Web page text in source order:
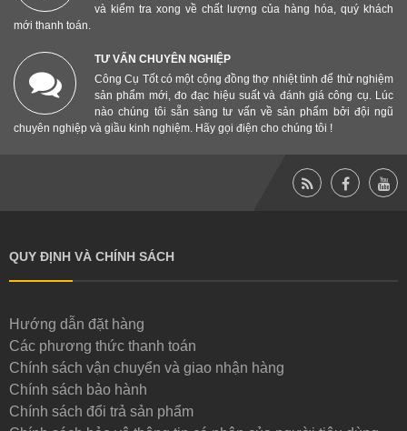
và kiểm tra xong về chất lượng của hàng hóa, quý khách
mới thanh toán.
TƯ VẤN CHUYÊN NGHIỆP
Công Cụ Tốt có một cộng đồng thợ nhiệt tình để thử nghiệm
sản phẩm mới, đo đạc hiệu suất và đánh giá công cụ. Lúc
nào chúng tôi sẵn sàng tư vấn về sản phẩm bởi đội ngũ
chuyên nghiệp và giầu kinh nghiệm. Hãy gọi điện cho chúng tôi !
QUY ĐỊNH VÀ CHÍNH SÁCH
Hướng dẫn đặt hàng
Các phương thức thanh toán
Chính sách vận chuyển và giao nhận hàng
Chính sách bảo hành
Chính sách đổi trả sản phẩm